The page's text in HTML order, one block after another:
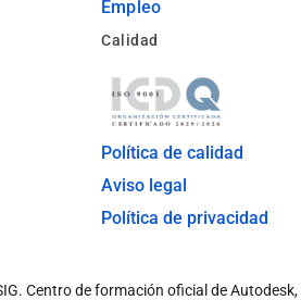
Empleo
Calidad
Política de calidad
Aviso legal
Política de privacidad
Centro de formación oficial de Autodesk,